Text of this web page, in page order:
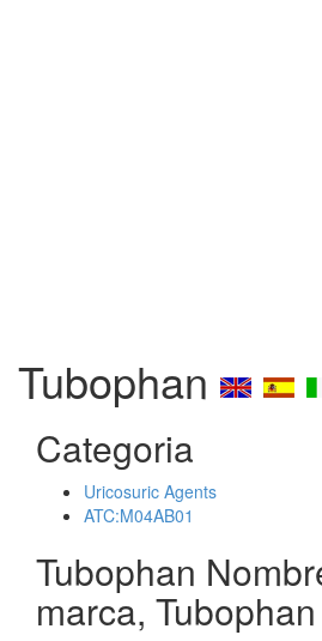
Tubophan
Categoria
Uricosuric Agents
ATC:M04AB01
Tubophan
marca,